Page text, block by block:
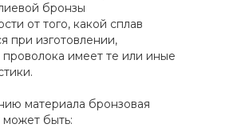
бронзы
от того, какой сплав
при изготовлении,
проволока имеет те или иные
материала бронзовая
может быть: